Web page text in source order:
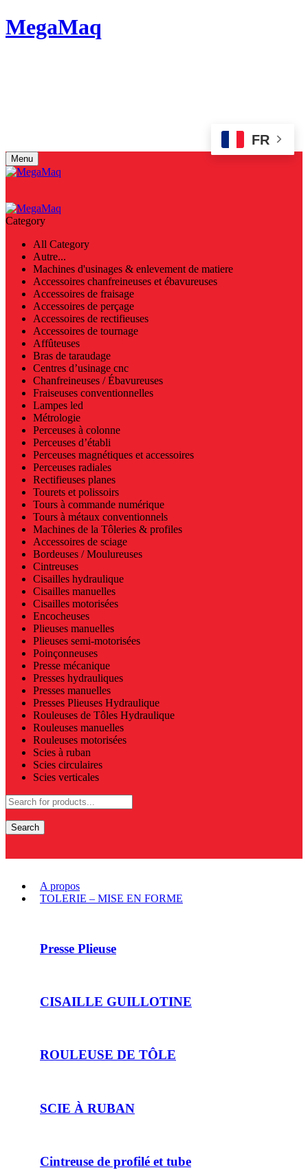
MegaMaq
Menu
Category
All Category
Autre...
Machines d'usinages & enlevement de matiere
Accessoires chanfreineuses et ébavureuses
Accessoires de fraisage
Accessoires de perçage
Accessoires de rectifieuses
Accessoires de tournage
Affûteuses
Bras de taraudage
Centres d’usinage cnc
Chanfreineuses / Ébavureuses
Fraiseuses conventionnelles
Lampes led
Métrologie
Perceuses à colonne
Perceuses d’établi
Perceuses magnétiques et accessoires
Perceuses radiales
Rectifieuses planes
Tourets et polissoirs
Tours à commande numérique
Tours à métaux conventionnels
Machines de la Tôleries & profiles
Accessoires de sciage
Bordeuses / Moulureuses
Cintreuses
Cisailles hydraulique
Cisailles manuelles
Cisailles motorisées
Encocheuses
Plieuses manuelles
Plieuses semi-motorisées
Poinçonneuses
Presse mécanique
Presses hydrauliques
Presses manuelles
Presses Plieuses Hydraulique
Rouleuses de Tôles Hydraulique
Rouleuses manuelles
Rouleuses motorisées
Scies à ruban
Scies circulaires
Scies verticales
Search
A propos
TOLERIE – MISE EN FORME
Presse Plieuse
CISAILLE GUILLOTINE
ROULEUSE DE TÔLE
SCIE À RUBAN
Cintreuse de profilé et tube
FR